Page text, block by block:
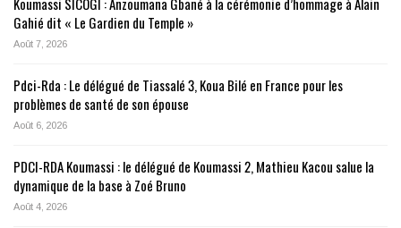
Gahié dit « Le Gardien du Temple »
Août 7, 2026
Pdci-Rda : Le délégué de Tiassalé 3, Koua Bilé en France pour les
problèmes de santé de son épouse
Août 6, 2026
PDCI-RDA Koumassi : le délégué de Koumassi 2, Mathieu Kacou salue la
dynamique de la base à Zoé Bruno
Août 4, 2026